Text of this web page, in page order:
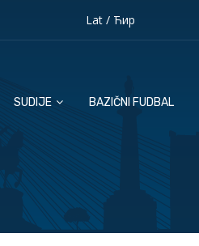
Lat/ Ћир
SUDIJE BAZIČNI FUDBAL